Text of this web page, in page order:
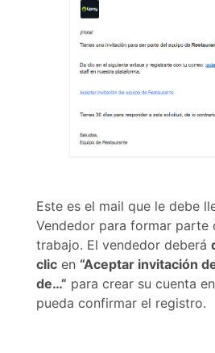
Este es el mail que le debe
Vendedor para formar parte
trabajo. El vendedor deberá
clic en “Aceptar invitación
de…” para crear su cuenta
pueda confirmar el registro.